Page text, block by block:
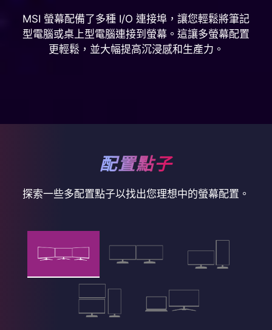
MSI 螢幕配備了多種 I/O 連接埠，讓您輕鬆將筆記
型電腦或桌上型電腦連接到螢幕。這讓多螢幕配置
更輕鬆，並大幅提高沉浸感和生產力。
配置點子
探索一些多配置點子以找出您理想中的螢幕配置。